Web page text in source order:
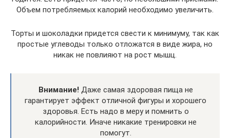
Объем потребляемых калорий необходимо увеличить.
Торты и шоколадки придется свести к минимуму, так как
простые углеводы только отложатся в виде жира, но
никак не повлияют на рост мышц.
Внимание! Даже самая здоровая пища не
гарантирует эффект отличной фигуры и хорошего
здоровья. Есть надо в меру и помнить о
калорийности. Иначе никакие тренировки не
помогут.